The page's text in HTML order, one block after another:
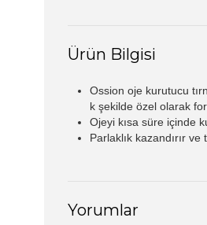
Ürün Bilgisi
Ossion oje kurutucu
k şekilde özel olarak
Ojeyi kısa süre içinde
Parlaklık kazandırır
Yorumlar